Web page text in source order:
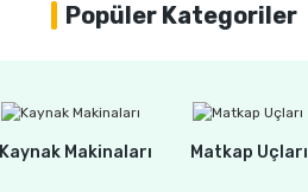
Popüler Kategoriler
Kaynak Makinaları Matkap Uçları